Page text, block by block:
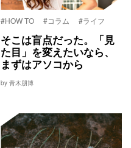
#HOW TO #コラム #ライフ
そこは盲点だった。「見
た目」を変えたいなら、
まずはアソコから
by 青木朋博